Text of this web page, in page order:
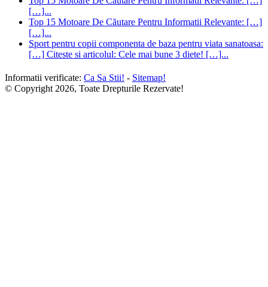
[…]...
Top 15 Motoare De Căutare Pentru Informatii Relevante: […]
[…]...
Sport pentru copii componenta de baza pentru viata sanatoasa:
[…] Citeste si articolul: Cele mai bune 3 diete! […]...
Informatii verificate: Ca Sa Stii! - Sitemap!
© Copyright 2026, Toate Drepturile Rezervate!